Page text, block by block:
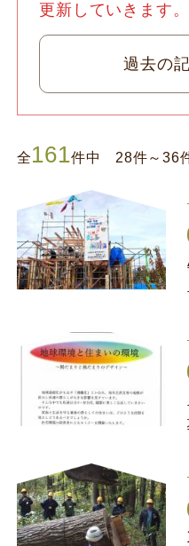
更新していきます。
過去の
全161件中 28件～36